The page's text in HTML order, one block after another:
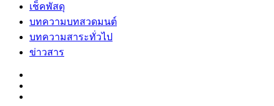
เช็คพัสดุ
บทความบทสวดมนต์
บทความสาระทั่วไป
ข่าวสาร